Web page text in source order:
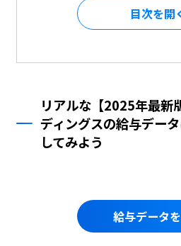
目次を
リアルな【2025年最新
ディングスの給与デー
してみよう
給与データ